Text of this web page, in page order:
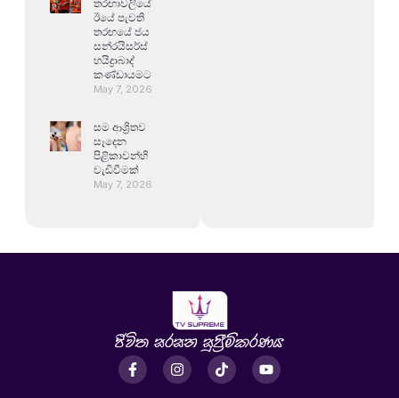
තරඟාවලියේ
ඊයේ පැවති
තරඟයේ ජය
සන්රයිසර්ස්
හයිද්‍රාබාද්
කණ්ඩායමට
May 7, 2026
සම ආශ්‍රිතව
සෑදෙන
පිළිකාවන්හි
වැඩිවීමක්
May 7, 2026